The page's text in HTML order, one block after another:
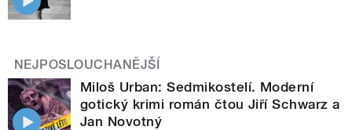
NEJPOSLOUCHANĚJŠÍ
Miloš Urban: Sedmikostelí. Moderní
gotický krimi román čtou Jiří Schwarz a
Jan Novotný